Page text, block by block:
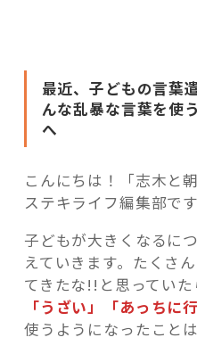
これからの暮
記事検索
最近、子どもの言葉
んな乱暴な言葉を使
へ
こんにちは！「志木と
ステキライフ編集部で
子どもが大きくなるに
えていきます。たくさ
てきたな!!と思ってい
「うざい」「あっちに行
使うようになったこと